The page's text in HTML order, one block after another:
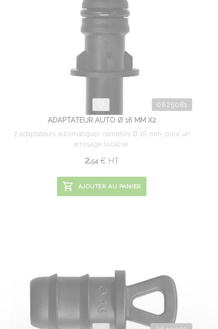
0625081
ADAPTATEUR AUTO Ø 16 MM X2
2 adaptateurs automatiques cannelés Ø 16 mm, pour un
arrosage localisé.
2.54 €HT
AJOUTER AU PANIER